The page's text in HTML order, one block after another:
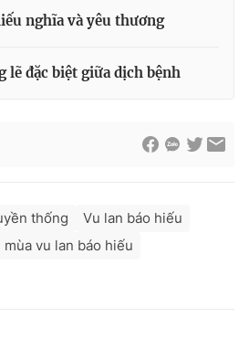
024.66 897 897
nguồn VTV.vn khi phát hành lại
nghĩa và yêu thương
lẽ đặc biệt giữa dịch bệnh
thống
Vu lan báo hiếu
mùa vu lan báo hiếu